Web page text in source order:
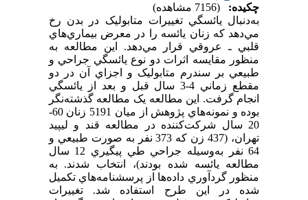
چکیده:
(7156 مشاهده)
به‌دنبال يائسگي تغييرات متابوليک در بدن رخ
مي‌دهد که زنان يائسه را در معرض بيماري‌هاي
قلبي ـ عروقي قرار مي‌دهد. اين مطالعه به
منظور مقايسه اثرات دو نوع يائسگي جراحي و
طبيعي بر سندرم متابوليک و اجزاي آن در دو
مقطع زماني 4-3 سال قبل و بعد از يائسگي
انجام گرفت. اين مطالعه يک مطالعه گذشته‌نگر
بوده و نمونه‌هاي پژوهش از ميان 5191 زنان 60-
20 سال شرکت‌کننده در مطالعه قند و ليپيد
تهران، (437 زن که 373 نفر به صورت طبيعي و
64 نفر به‌وسيله جراحي طي پيگيري 12 سال
مطالعه يائسه شده بودند)، انتخاب شدند. به
منظور گردآوري داده‌ها از پرسشنامه‌هاي تكميل
شده در اين طرح استفاده شد. تغييرات